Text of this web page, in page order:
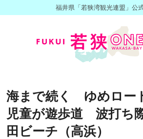
福井県「若狭湾観光連盟」公
海まで続く ゆめロー
児童が遊歩道 波打ち
田ビーチ（高浜）